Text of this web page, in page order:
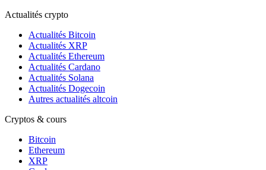
Actualités crypto
Actualités Bitcoin
Actualités XRP
Actualités Ethereum
Actualités Cardano
Actualités Solana
Actualités Dogecoin
Autres actualités altcoin
Cryptos & cours
Bitcoin
Ethereum
XRP